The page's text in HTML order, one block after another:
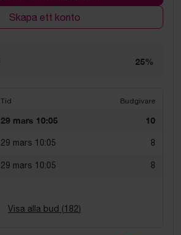
Skapa ett konto
25%
Tid Budgivare
29 mars 10:05 10
29 mars 10:05 8
29 mars 10:05 8
Visa alla bud (182)